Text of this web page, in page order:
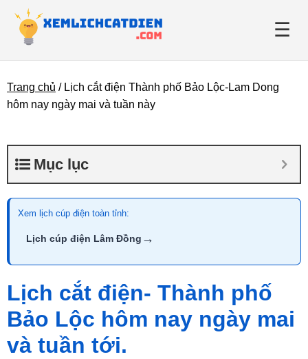
☰
Giới thiệu
Tin tức
Trang chủ / Lịch cắt điện Thành phố Bảo Lộc-Lam Dong
hôm nay ngày mai và tuần này
Mục lục
Xem lịch cúp điện toàn tỉnh:
Lịch cúp điện Lâm Đồng →
Lịch cắt điện- Thành phố
Bảo Lộc hôm nay ngày mai
và tuần tới.